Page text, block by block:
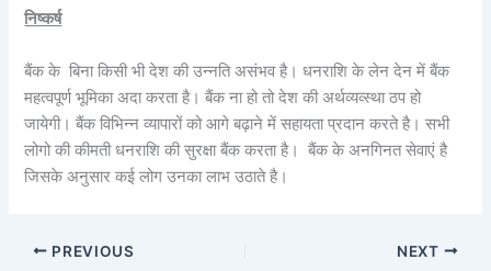
निष्कर्ष
बैंक के बिना किसी भी देश की उन्नति असंभव है। धनराशि के लेन देन में बैंक
महत्वपूर्ण भूमिका अदा करता है। बैंक ना हो तो देश की अर्थव्यव्स्था ठप हो
जायेगी। बैंक विभिन्न व्यापारों को आगे बढ़ाने में सहायता प्रदान करते है। सभी
लोगो की कीमती धनराशि की सुरक्षा बैंक करता है। बैंक के अनगिनत सेवाएं है
जिसके अनुसार कई लोग उनका लाभ उठाते है।
PREVIOUS NEXT